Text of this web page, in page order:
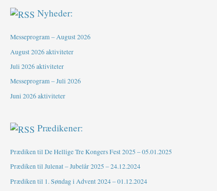
Nyheder:
Messeprogram – August 2026
August 2026 aktiviteter
Juli 2026 aktiviteter
Messeprogram – Juli 2026
Juni 2026 aktiviteter
Prædikener:
Prædiken til De Hellige Tre Kongers Fest 2025 – 05.01.2025
Prædiken til Julenat – Jubelår 2025 – 24.12.2024
Prædiken til 1. Søndag i Advent 2024 – 01.12.2024